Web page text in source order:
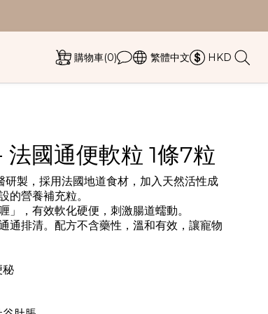
購物車(0) 繁體中文 HKD
國通便軟粒 1條7粒
製，採用法國地道食材，加入天然活性成
的營養補充粒。
」，有效軟化硬便，刺激腸道蠕動。
通排清。配方不含藥性，溫和有效，讓寵物
秘